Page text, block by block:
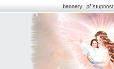
bannery přístupnost